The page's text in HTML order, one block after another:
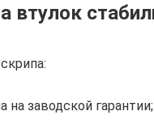
втулок
заводской гарантии;